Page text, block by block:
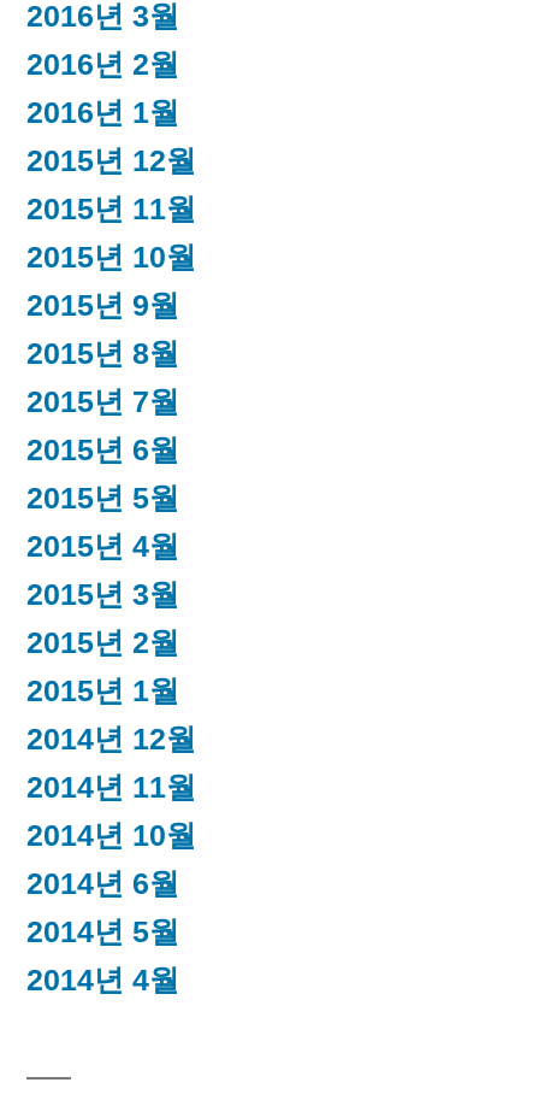
2016년 3월
2016년 2월
2016년 1월
2015년 12월
2015년 11월
2015년 10월
2015년 9월
2015년 8월
2015년 7월
2015년 6월
2015년 5월
2015년 4월
2015년 3월
2015년 2월
2015년 1월
2014년 12월
2014년 11월
2014년 10월
2014년 6월
2014년 5월
2014년 4월